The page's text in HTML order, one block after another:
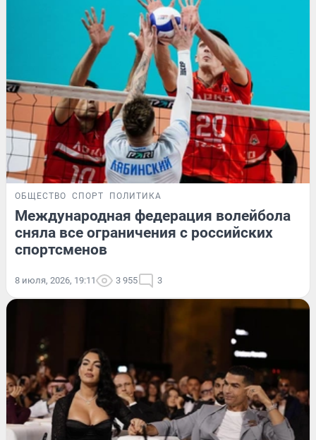
ОБЩЕСТВО СПОРТ ПОЛИТИКА
Международная федерация волейбола
сняла все ограничения с российских
спортсменов
8 июля, 2026, 19:11 3 955 3